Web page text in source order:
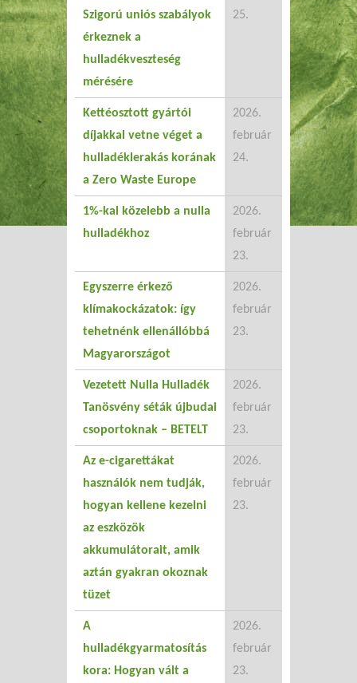
Szigorú uniós szabályok
érkeznek a
hulladékveszteség
mérésére
25.
Kettéosztott gyártói
díjakkal vetne véget a
hulladéklerakás korának
a Zero Waste Europe
2026.
február
24.
1%-kal közelebb a nulla
hulladékhoz
2026.
február
23.
Egyszerre érkező
klímakockázatok: így
tehetnénk ellenállóbbá
Magyarországot
2026.
február
23.
Vezetett Nulla Hulladék
Tanösvény séták újbudai
csoportoknak – BETELT
2026.
február
23.
Az e-cigarettákat
használók nem tudják,
hogyan kellene kezelni
az eszközök
akkumulátorait, amik
aztán gyakran okoznak
tüzet
2026.
február
23.
A
hulladékgyarmatosítás
kora: Hogyan vált a
2026.
február
23.